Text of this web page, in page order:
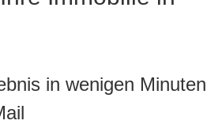
in wenigen Minuten